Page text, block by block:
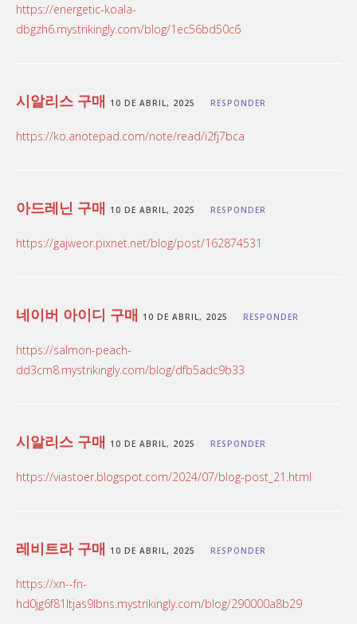
https://energetic-koala-
dbgzh6.mystrikingly.com/blog/1ec56bd50c6
시알리스 구매 10 DE ABRIL, 2025 RESPONDER
https://ko.anotepad.com/note/read/i2fj7bca
아드레닌 구매 10 DE ABRIL, 2025 RESPONDER
https://gajweor.pixnet.net/blog/post/162874531
네이버 아이디 구매 10 DE ABRIL, 2025 RESPONDER
https://salmon-peach-
dd3cm8.mystrikingly.com/blog/dfb5adc9b33
시알리스 구매 10 DE ABRIL, 2025 RESPONDER
https://viastoer.blogspot.com/2024/07/blog-post_21.html
레비트라 구매 10 DE ABRIL, 2025 RESPONDER
https://xn--fn-
hd0jg6f81ltjas9lbns.mystrikingly.com/blog/290000a8b29